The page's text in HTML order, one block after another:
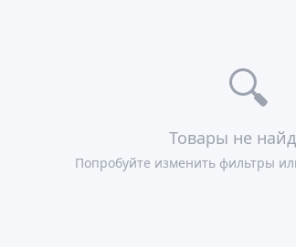
🔍
Товары не
Попробуйте изменить фильтры